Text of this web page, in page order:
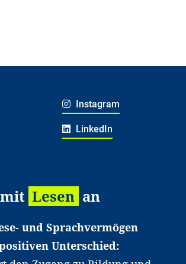
Instagram
LinkedIn
Lesen an
und Sprachvermögen
Unterschied: